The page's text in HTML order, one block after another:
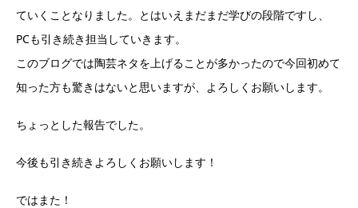
ていくことなりました。とはいえまだまだ学びの段階ですし、
PCも引き続き担当していきます。
このブログでは陶芸ネタを上げることが多かったので今回初めて
知った方も驚きはないと思いますが、よろしくお願いします。
ちょっとした報告でした。
今後も引き続きよろしくお願いします！
ではまた！